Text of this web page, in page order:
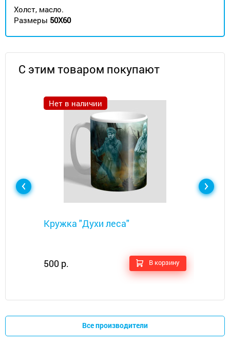
Холст, масло.
Размеры 50Х60
С этим товаром покупают
Нет в наличии
Кружка "Духи леса"
500 р. В корзину
Все производители